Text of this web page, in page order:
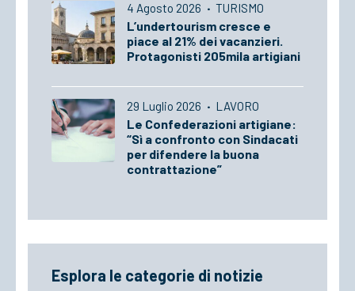
4 Agosto 2026 · TURISMO
L’undertourism cresce e
piace al 21% dei vacanzieri.
Protagonisti 205mila artigiani
29 Luglio 2026 · LAVORO
Le Confederazioni artigiane:
“Sì a confronto con Sindacati
per difendere la buona
contrattazione”
Esplora le categorie di notizie